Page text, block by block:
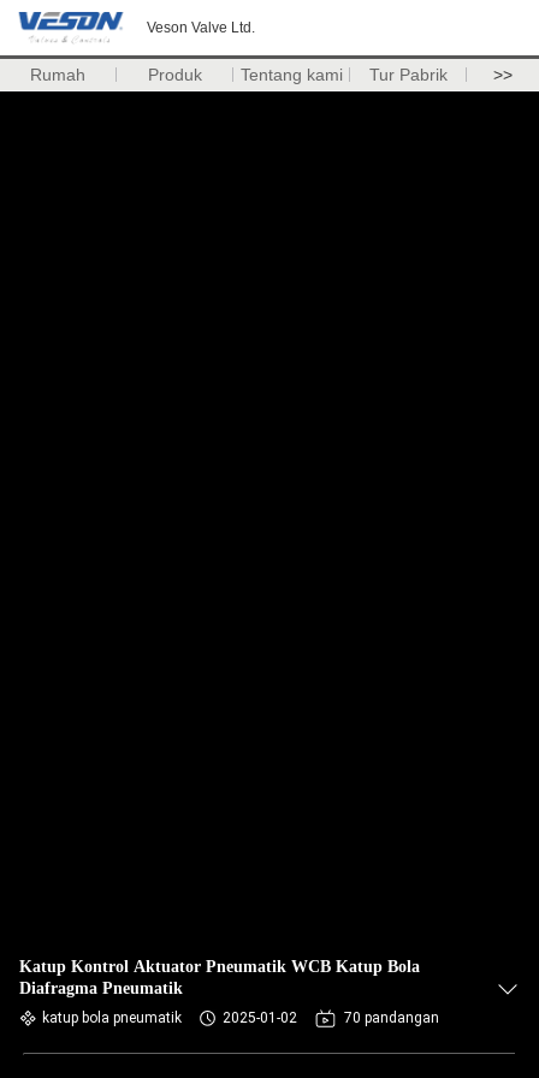
Veson Valve Ltd.
Rumah Produk Tentang kami Tur Pabrik >>
Katup Kontrol Aktuator Pneumatik WCB Katup Bola
Diafragma Pneumatik
katup bola pneumatik 2025-01-02 70 pandangan